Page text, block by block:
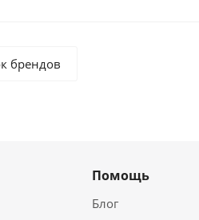
брендов
Помощь
Блог